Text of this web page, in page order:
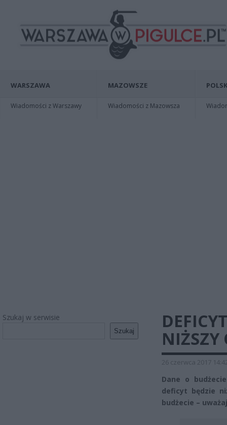
WARSZAWA
Wiadomości z Warszawy
MAZOWSZE
Wiadomości z Mazowsza
Szukaj w serwisie
Szukaj
NIŻSZY
26 czerwca 2017
Dane o
deficyt będzie
budżecie –